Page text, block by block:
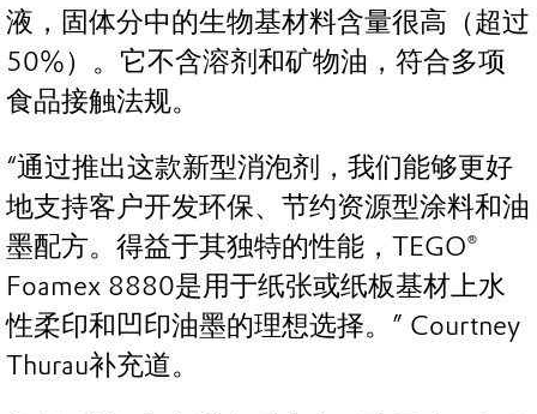
液，固体分中的生物基材料含量很高（超过
50%）。它不含溶剂和矿物油，符合多项
食品接触法规。
“通过推出这款新型消泡剂，我们能够更好
地支持客户开发环保、节约资源型涂料和油
墨配方。得益于其独特的性能，TEGO®
Foamex 8880是用于纸张或纸板基材上水
性柔印和凹印油墨的理想选择。” Courtney
Thurau补充道。